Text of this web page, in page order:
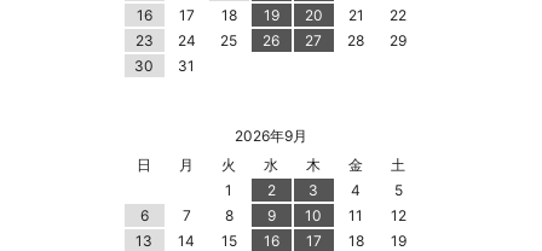
16
17 18 19 20 21
22
23
24 25 26 27 28
29
30
31
2026年9月
日
月 火 水 木 金
土
1
2 3 4
5
6
7 8 9 10 11
12
13
14 15 16 17 18
19